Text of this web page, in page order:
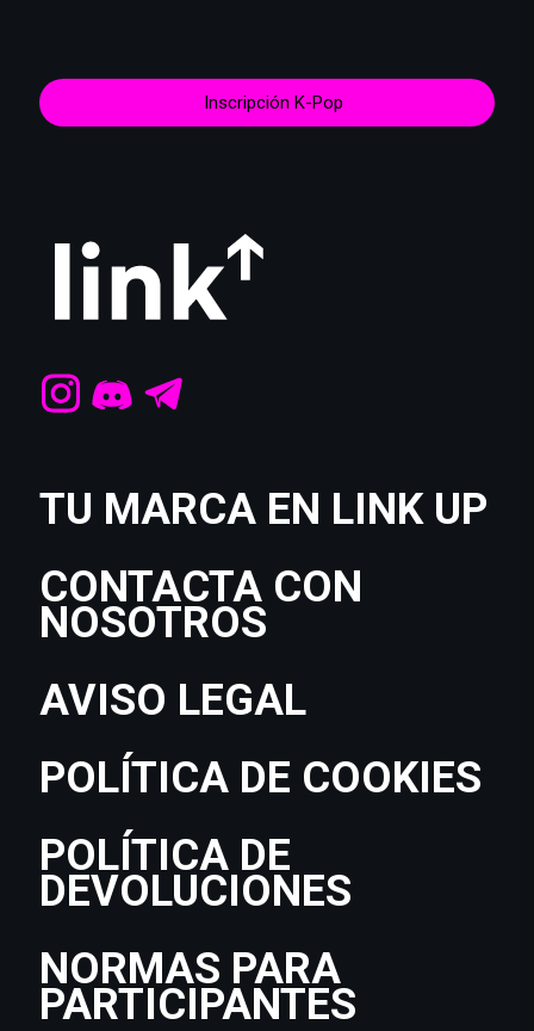
Inscripción K-Pop
TU MARCA EN LINK UP
CONTACTA CON
NOSOTROS
AVISO LEGAL
POLÍTICA DE COOKIES
POLÍTICA DE
DEVOLUCIONES
NORMAS PARA
PARTICIPANTES